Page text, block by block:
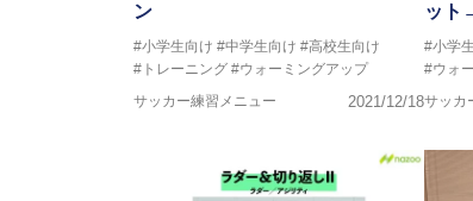
ン
#小学生向け #中学生向け #高校生向け
#トレーニング #ウォーミングアップ
サッカー練習メニュー
2021/12/18
ット
#小学
#ウォ
サッカ